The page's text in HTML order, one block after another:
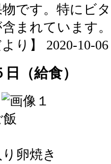
です。特にビ
まれています。
より】 2020-10-
日（給食）
卵焼き